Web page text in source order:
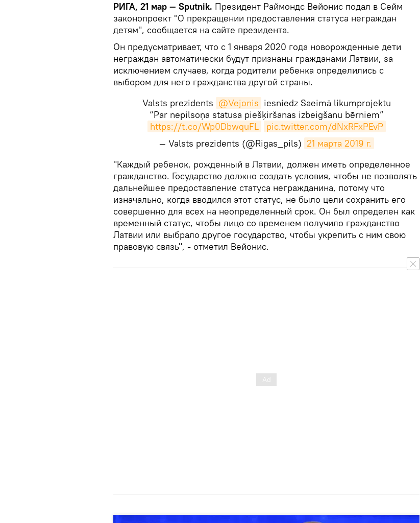
РИГА, 21 мар — Sputnik. Президент Раймондс Вейонис подал в Сейм
законопроект "О прекращении предоставления статуса неграждан
детям", сообщается на сайте президента.
Он предусматривает, что с 1 января 2020 года новорожденные дети
неграждан автоматически будут признаны гражданами Латвии, за
исключением случаев, когда родители ребенка определились с
выбором для него гражданства другой страны.
Valsts prezidents @Vejonis iesniedz Saeimā likumprojektu
“Par nepilsoņa statusa piešķiršanas izbeigšanu bērniem”
https://t.co/Wp0DbwquFL
pic.twitter.com/dNxRFxPEvP
— Valsts prezidents (@Rigas_pils) 21 марта 2019 г.
​"Каждый ребенок, рожденный в Латвии, должен иметь определенное
гражданство. Государство должно создать условия, чтобы не позволять
дальнейшее предоставление статуса негражданина, потому что
изначально, когда вводился этот статус, не было цели сохранить его
совершенно для всех на неопределенный срок. Он был определен как
временный статус, чтобы лицо со временем получило гражданство
Латвии или выбрало другое государство, чтобы укрепить с ним свою
правовую связь", - отметил Вейонис.